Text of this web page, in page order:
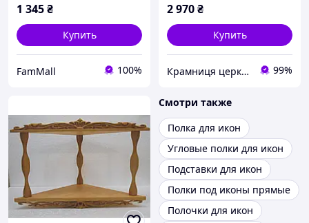
1 345₴
Купить
FamMall 100%
2 970₴
Купить
Крамниця церковних виробів «Грааль» 99%
Смотри также
Полка для икон
Угловые полки для икон
Подставки для икон
Полки под иконы прямые
Полочки для икон